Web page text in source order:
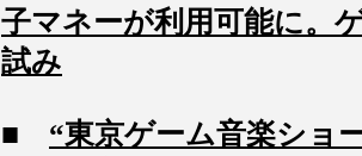
子マネーが利用可能に。
試み
■ “東京ゲーム音楽ショ